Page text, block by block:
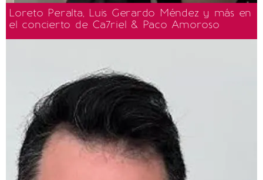
Loreto Peralta, Luis Gerardo Méndez y más en
el concierto de Ca7riel & Paco Amoroso